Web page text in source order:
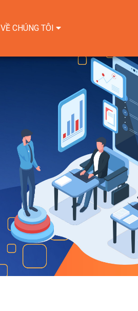
VỀ CHÚNG TÔI